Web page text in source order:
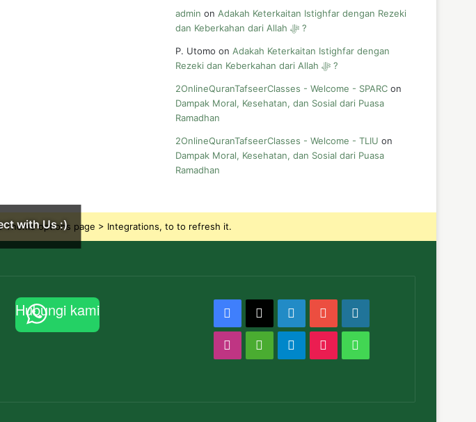
admin on Adakah Keterkaitan Istighfar dengan Rezeki
dan Keberkahan dari Allah ﷻ ?
P. Utomo on Adakah Keterkaitan Istighfar dengan
Rezeki dan Keberkahan dari Allah ﷻ ?
2OnlineQuranTafseerClasses - Welcome - SPARC on
Dampak Moral, Kesehatan, dan Sosial dari Puasa
Ramadhan
2OnlineQuranTafseerClasses - Welcome - TLIU on
Dampak Moral, Kesehatan, dan Sosial dari Puasa
Ramadhan
with Us :)
Theme options page > Integrations, to to refresh it.
Hubungi kami Facebook LinkedInYouTube
Instagram
MediumTelegramTikTok